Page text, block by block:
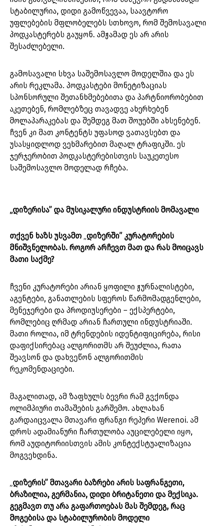
სტაბილურია, დიდი გამოწვევაა, საავტორო
უფლებების მფლობელებს სთხოვო, რომ შემოსავალი
პოდკასტერებს გაუყონ. ამჟამად ეს არ არის
შესაძლებელი.
გამოსავალი სხვა საშემოსავლო მოდელშია და ეს
არის რეკლამა. პოდკასტები მონეტიზაციას
სპონსორული შეთანხმებებითა და პარტნიორობებით
აკეთებენ, რომლებზეც თავადვე ახერხებენ
მოლაპარაკებას და შემდეგ მათ შოუებში ახსენებენ.
ჩვენ კი მათ კონტენტს უფასოდ ვათავსებთ და
უსასყიდლოდ ვეხმარებით მაღალ ტრაფიკში. ეს
ჯერჯერობით პოდკასტერებისთვის საუკეთესო
საშემოსავლო მოდელად რჩება.
„დიზერისა” და მუსიკალური ინდუსტრიის მომავალი
თქვენ ხაზს უსვამთ „დიზერში” კურატორების
მნიშვნელობას. როგორ არჩევთ მათ და რას მოიცავს
მათი საქმე?
ჩვენი კურატორები არიან ყოფილი ჟურნალისტები,
აგენტები, განათლების სფეროს წარმომადგენლები,
მენეჯერები და პროდიუსერები – ექსპერტები,
რომლებიც ღრმად არიან ჩართული ინდუსტრიაში.
მათი როლია, იმ ტრენდების იდენტიფიცირება, რისი
დაფიქსირებაც ალგორითმს არ შეუძლია, რათა
შეავსონ და დახვეწონ ალგორითმის
რეკომენდაციები.
მაგალითად, ამ ზაფხულს ბევრი რამ გვქონდა
ოლიმპიური თამაშების გარშემო. ახლახან
გარდაიცვალა მთავარი ფრანგი რეპერი Werenoi. ამ
დროს ადამიანური ჩართულობა აუცილებელი იყო,
რომ აუდიტორიისთვის ამის კონტექსტუალიზაცია
მოგვეხდინა.
„დიზერის” მთავარი ბაზრები არის საფრანგეთი,
ბრაზილია, გერმანია, დიდი ბრიტანეთი და მექსიკა.
გეგმავთ თუ არა გაფართოებას მას შემდეგ, რაც
მოგებისა და სტაბილურობის მოდელი